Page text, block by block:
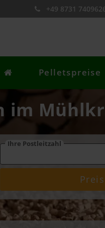
+49 8731
Pelletspreise
im
Ihre Postleitzahl